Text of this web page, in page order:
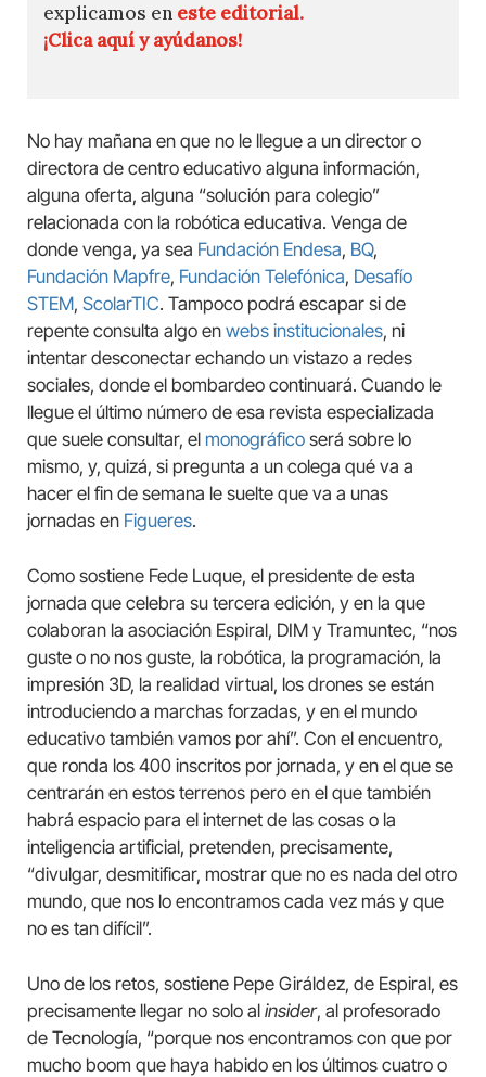
explicamos en este editorial.
¡Clica aquí y ayúdanos!
No hay mañana en que no le llegue a un director o
directora de centro educativo alguna información,
alguna oferta, alguna “solución para colegio”
relacionada con la robótica educativa. Venga de
donde venga, ya sea Fundación Endesa, BQ,
Fundación Mapfre, Fundación Telefónica, Desafío
STEM, ScolarTIC. Tampoco podrá escapar si de
repente consulta algo en webs institucionales, ni
intentar desconectar echando un vistazo a redes
sociales, donde el bombardeo continuará. Cuando le
llegue el último número de esa revista especializada
que suele consultar, el monográfico será sobre lo
mismo, y, quizá, si pregunta a un colega qué va a
hacer el fin de semana le suelte que va a unas
jornadas en Figueres.
Como sostiene Fede Luque, el presidente de esta
jornada que celebra su tercera edición, y en la que
colaboran la asociación Espiral, DIM y Tramuntec, “nos
guste o no nos guste, la robótica, la programación, la
impresión 3D, la realidad virtual, los drones se están
introduciendo a marchas forzadas, y en el mundo
educativo también vamos por ahí”. Con el encuentro,
que ronda los 400 inscritos por jornada, y en el que se
centrarán en estos terrenos pero en el que también
habrá espacio para el internet de las cosas o la
inteligencia artificial, pretenden, precisamente,
“divulgar, desmitificar, mostrar que no es nada del otro
mundo, que nos lo encontramos cada vez más y que
no es tan difícil”.
Uno de los retos, sostiene Pepe Giráldez, de Espiral, es
precisamente llegar no solo al insider, al profesorado
de Tecnología, “porque nos encontramos con que por
mucho boom que haya habido en los últimos cuatro o